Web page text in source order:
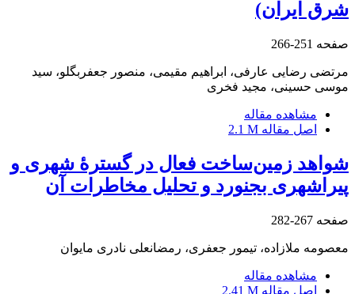
شرق ایران)
صفحه 251-266
مرتضی رضایی عارفی، ابراهیم مقیمی، منصور جعفر‌بگلو، سید
موسی حسینی، مجید فخری
مشاهده مقاله
اصل مقاله 2.1 M
شواهد زمین‌ساخت فعال در گسترۀ شهری و
پیراشهری بجنورد و تحلیل مخاطرات آن
صفحه 267-282
معصومه ملازاده، تیمور جعفری، رمضانعلی نادری مایوان
مشاهده مقاله
اصل مقاله 2.41 M